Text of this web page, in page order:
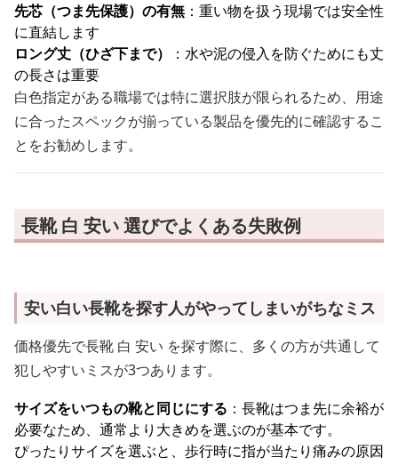
先芯（つま先保護）の有無 ：重い物を扱う現場では安全性
に直結します
ロング丈（ひざ下まで）
：水や泥の侵入を防ぐためにも丈
の長さは重要
白色指定がある職場では特に選択肢が限られるため、用途
に合ったスペックが揃っている製品を優先的に確認するこ
とをお勧めします。
長靴 白 安い 選びでよくある失敗例
安い白い長靴を探す人がやってしまいがちなミス
価格優先で長靴 白 安い を探す際に、多くの方が共通して
犯しやすいミスが3つあります。
サイズをいつもの靴と同じにする ：長靴はつま先に余裕が
必要なため、通常より大きめを選ぶのが基本です。
ぴったりサイズを選ぶと、歩行時に指が当たり痛みの原因